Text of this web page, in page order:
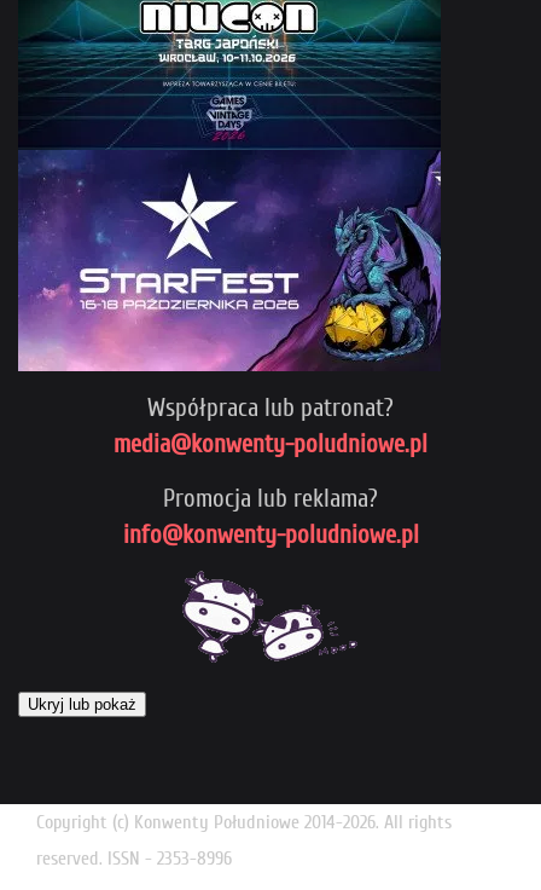
Współpraca lub patronat?
media@konwenty-poludniowe.pl
Promocja lub reklama?
info@konwenty-poludniowe.pl
Ukryj lub pokaż
Copyright (c) Konwenty Południowe 2014-2026. All rights
reserved. ISSN - 2353-8996